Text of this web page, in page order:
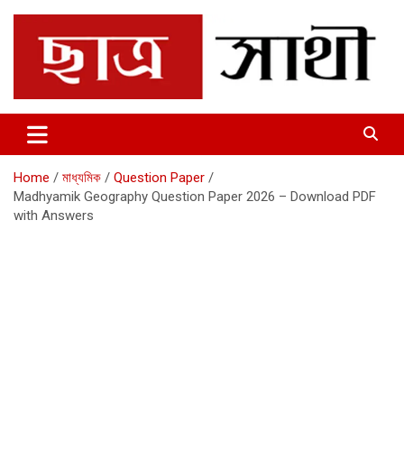
content
Chhatrosathi
Home মাধ্যমিক
Question Paper
Madhyamik Geography Question Paper 2026 – Download PDF
with Answers